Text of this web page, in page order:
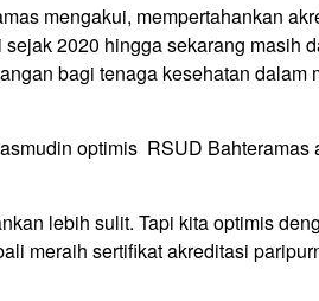
mengakui, mempertahankan
2020 hingga sekarang masih
bagi tenaga kesehatan
optimis RSUD
lebih sulit. Tapi kita optimis
meraih sertifikat akreditasi